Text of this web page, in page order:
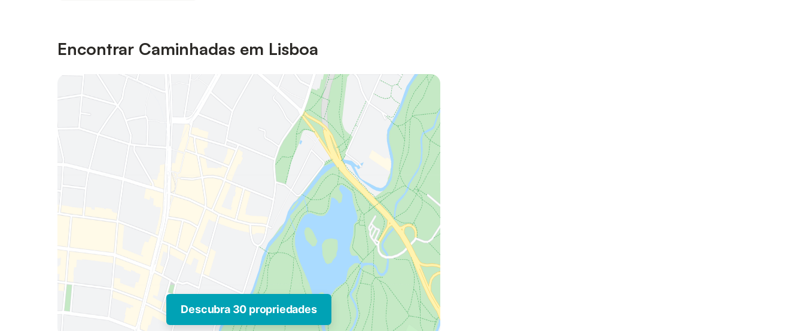
Encontrar Caminhadas em Lisboa
Descubra 30 propriedades